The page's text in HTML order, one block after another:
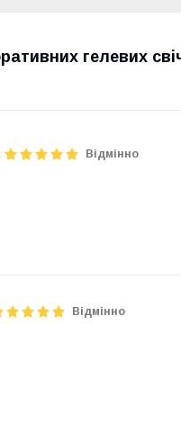
гелевих
Відмінно
Відмінно